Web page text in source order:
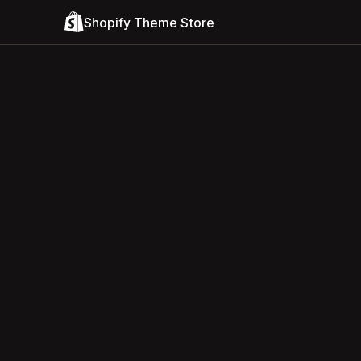
Shopify Theme Store